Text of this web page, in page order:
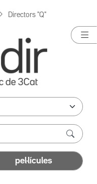
Directors "Q"
pel·lícules